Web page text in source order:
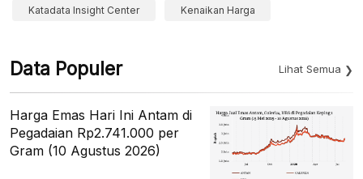
Katadata Insight Center Kenaikan Harga
Data Populer Lihat Semua
Harga Emas Hari Ini Antam di
Pegadaian Rp2.741.000 per
Gram (10 Agustus 2026)